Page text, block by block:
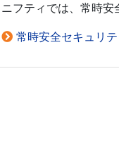
ニフティでは、常時安
常時安全セキュリ